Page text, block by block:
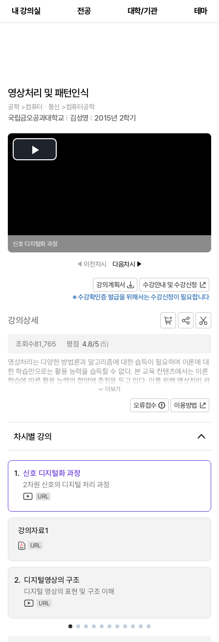
내 강의실 전공 대학/기관 테마
영상처리 및 패턴인식
공학 >컴퓨터ㆍ통신 >컴퓨터공학
국립금오공과대학교 김성영 2015년 2학기
Play
신호 디지털화 과정
이전차시 다음차시
강의계획서
수강안내 및 수강신청
※ 수강확인증 발급을 위해서는 수강신청이 필요합니다
강의상세
조회수81,765 평점 4.8/5 (5)
영상처리는 다양한 방법론과 알고리즘에 대한 습득이 필요하여 이론에 대
한 학습만으로는 활용 능력을 습득할 수 없다. 본 교육 컨텐츠에서는 이론
학습에 따른 활용 능력의 함양에 중점을 두고 있다. 이를 위해 영상처리 라
이브러리 사용법에 대한 구체적인...더보기
오류접수 이용방법
차시별 강의
1. 신호 디지털화 과정
2차원 신호의 디지털 처리 과정
URL
강의자료1
URL
2. 디지털영상의 구조
디지털 영상의 표현 및 구조 이해
URL